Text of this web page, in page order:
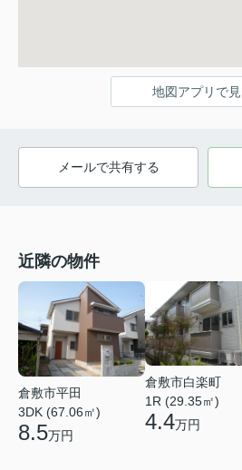
地図アプリで見
メールで共有する
近隣の物件
倉敷市平田
3DK (67.06㎡)
8.5万円
倉敷市白楽町
1R (29.35㎡)
4.4万円